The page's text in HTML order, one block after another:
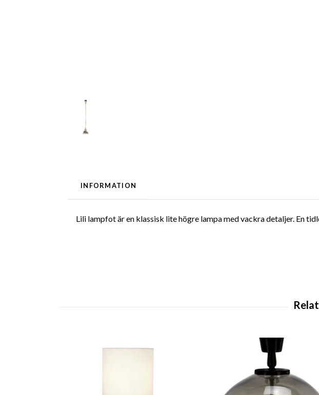
INFORMATION
Lili lampfot är en klassisk lite högre lampa med vackra detaljer. En